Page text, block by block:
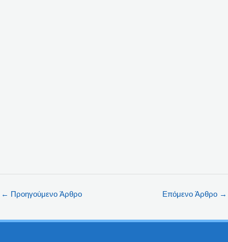
← Προηγούμενο Άρθρο Επόμενο Άρθρο →